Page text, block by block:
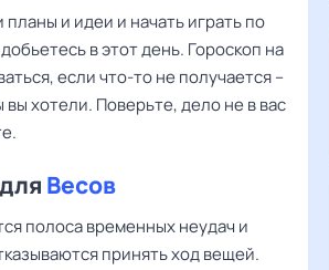
и идеи и начать играть по
в этот день. Гороскоп на
если что-то не получается –
хотели. Поверьте, дело не в вас
Весов
полоса временных неудач и
принять ход вещей.